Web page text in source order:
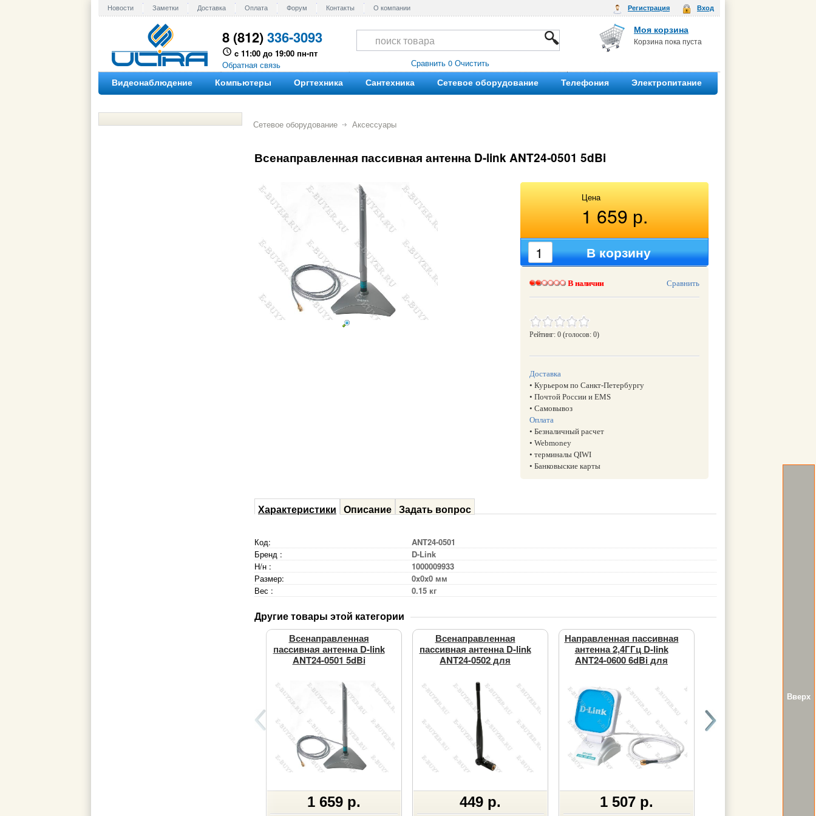
Новости Заметки Доставка Оплата Форум Контакты О компании Вход
Регистрация
8 (812)336-3093
c 11:00 до 19:00 пн-пт
Обратная связь
Сравнить 0 Очистить
Моя корзина
Корзина пока пуста
Видеонаблюдение Компьютеры Оргтехника Сантехника Сетевое оборудование Телефония Электропитание
Сетевое оборудование Аксессуары
Всенаправленная пассивная антенна D-link ANT24-0501 5dBi
Цена
1 659 р.
В корзину
В наличии Сравнить
Рейтинг: 0 (голосов: 0)
Доставка
• Курьером по Санкт-Петербургу
• Почтой России и EMS
• Самовывоз
Оплата
• Безналичный расчет
• Webmoney
• терминалы QIWI
• Банковыские карты
Характеристики Описание Задать вопрос
Код:
ANT24-0501
Бренд :
D-Link
Н/н :
1000009933
Размер:
0x0x0 мм
Вес :
0.15 кг
Другие товары этой категории
Всенаправленная
пассивная антенна D-link
ANT24-0501 5dBi
1 659 р.
Всенаправленная
пассивная антенна D-link
ANT24-0502 для
использования 5dBi
449 р.
Направленная пассивная
антенна 2,4ГГц D-link
ANT24-0600 6dBi для
1 507 р.
Вверх